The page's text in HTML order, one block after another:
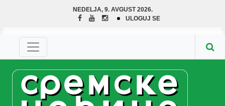
NEDELJA, 9. AVGUST 2026.
ULOGUJ SE